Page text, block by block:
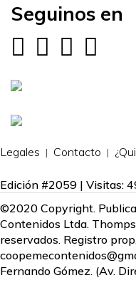
Seguinos en
Legales Contacto
Edición #2059 | Visitas:
©2020 Copyright.
Contenidos Ltda.
reservados. Registro
Fernando Gómez. (Av.